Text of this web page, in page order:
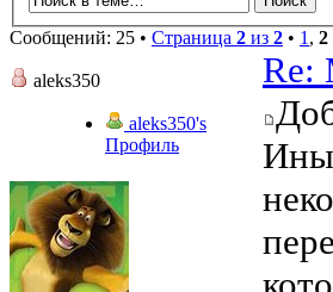
Сообщений: 25 • Страница 2 из 2 • 1, 2
aleks350
aleks350's
Профиль
Re: